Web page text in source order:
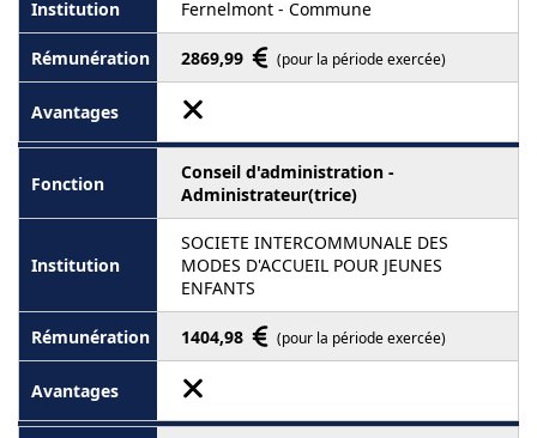
Fernelmont - Commune
2869,99 (pour la période exercée)
Conseil d'administration -
Administrateur(trice)
SOCIETE INTERCOMMUNALE DES
MODES D'ACCUEIL POUR JEUNES
ENFANTS
1404,98 (pour la période exercée)